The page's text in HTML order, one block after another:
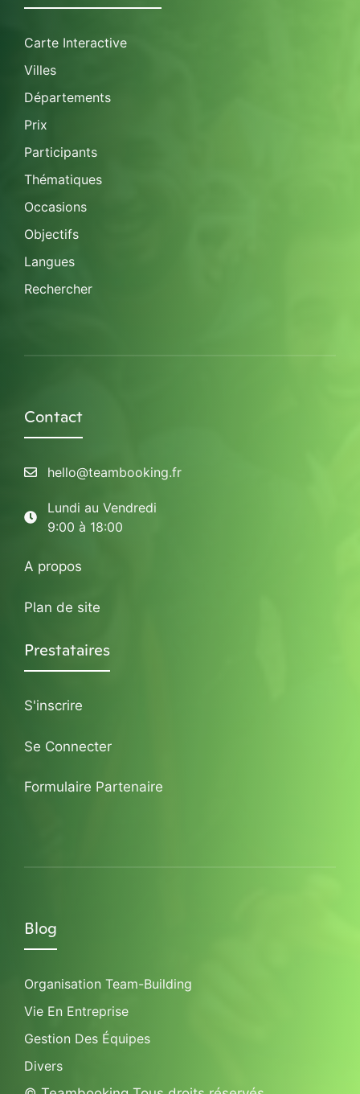
Carte Interactive
Villes
Départements
Prix
Participants
Thématiques
Occasions
Objectifs
Langues
Rechercher
Contact
hello@teambooking.fr
Lundi au Vendredi
9:00 à 18:00
A propos
Plan de site
Prestataires
S'inscrire
Se Connecter
Formulaire Partenaire
Blog
Organisation Team-Building
Vie En Entreprise
Gestion Des Équipes
Divers